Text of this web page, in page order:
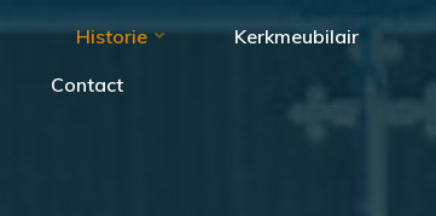
Historie Kerkmeubilair
Contact